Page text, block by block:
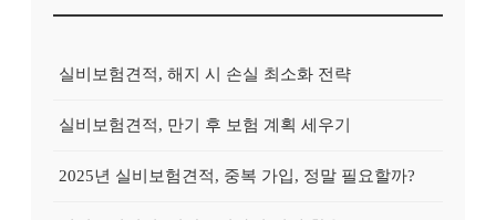
실비보험견적, 해지 시 손실 최소화 전략
실비보험견적, 만기 후 보험 계획 세우기
2025년 실비보험견적, 중복 가입, 정말 필요할까?